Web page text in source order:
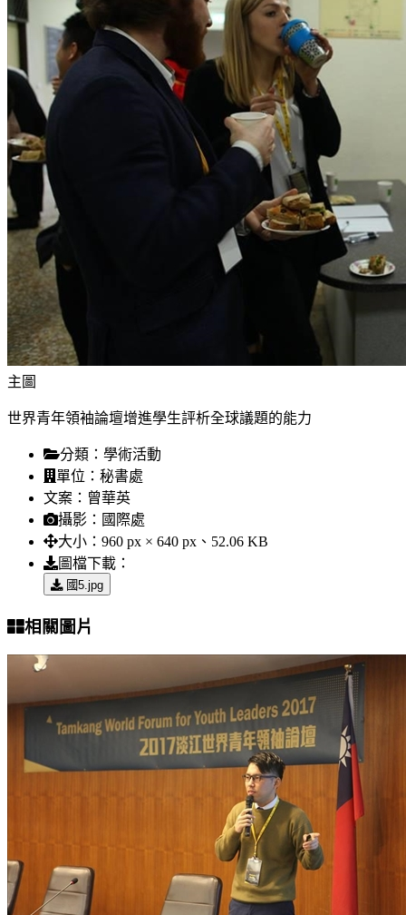
主圖
世界青年領袖論壇增進學生評析全球議題的能力
分類： 學術活動
單位： 秘書處
文案： 曾華英
攝影： 國際處
大小： 960 px × 640 px、52.06 KB
圖檔下載：
國5.jpg
相關圖片